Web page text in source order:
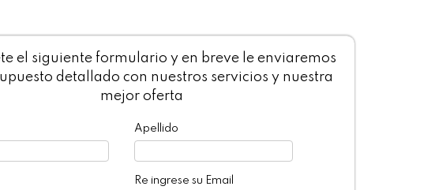
el siguiente formulario y en breve le enviaremos
detallado con nuestros servicios y nuestra
mejor oferta
Apellido
Re ingrese su Email